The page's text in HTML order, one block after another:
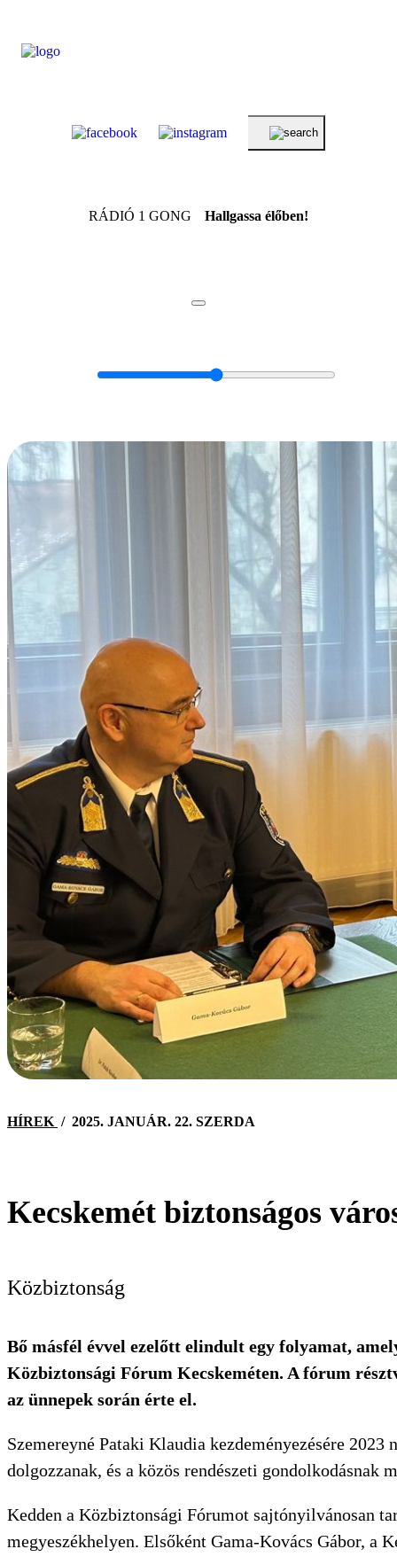
RÁDIÓ 1 GONG Hallgassa élőben!
HÍREK / 2025. JANUÁR. 22. SZERDA
Kecskemét biztonságos
Közbiztonság
Bő másfél évvel ezelőtt elindult egy folyamat,
Közbiztonsági Fórum Kecskeméten. A fórum
az ünnepek során érte el.
Szemereyné Pataki Klaudia kezdeményezésére
dolgozzanak, és a közös rendészeti gondolkodásnak
Kedden a Közbiztonsági Fórumot sajtónyilvánosan
megyeszékhelyen. Elsőként Gama-Kovács Gábor, a